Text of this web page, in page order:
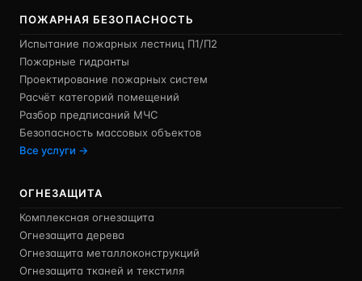
ПОЖАРНАЯ БЕЗОПАСНОСТЬ
Испытание пожарных лестниц П1/П2
Пожарные гидранты
Проектирование пожарных систем
Расчёт категорий помещений
Разбор предписаний МЧС
Безопасность массовых объектов
Все услуги →
ОГНЕЗАЩИТА
Комплексная огнезащита
Огнезащита дерева
Огнезащита металлоконструкций
Огнезащита тканей и текстиля